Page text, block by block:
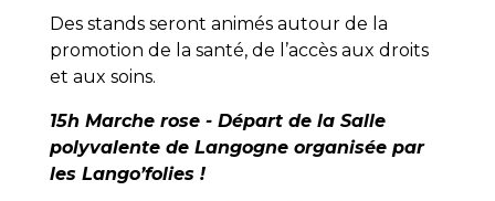
Des stands seront animés autour de la
promotion de la santé, de l’accès aux droits
et aux soins.
15h Marche rose - Départ de la Salle
polyvalente de Langogne organisée par
les Lango’folies !